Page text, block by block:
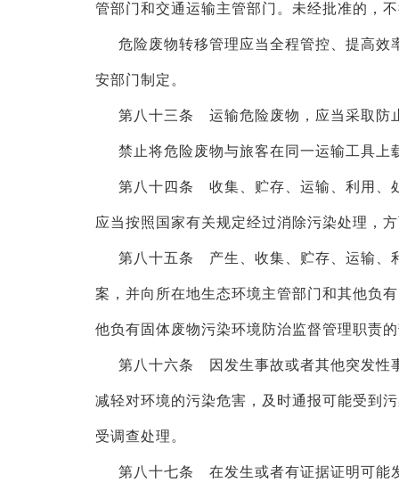
管部门和交通运输主管部门。未经批准的，
危险废物转移管理应当全程管控、提高
安部门制定。
第八十三条 运输危险废物，应当采取防
禁止将危险废物与旅客在同一运输工具上
第八十四条 收集、贮存、运输、利用、
应当按照国家有关规定经过消除污染处理，
第八十五条 产生、收集、贮存、运输、
案，并向所在地生态环境主管部门和其他负
他负有固体废物污染环境防治监督管理职责
第八十六条 因发生事故或者其他突发性
减轻对环境的污染危害，及时通报可能受到
受调查处理。
第八十七条 在发生或者有证据证明可能